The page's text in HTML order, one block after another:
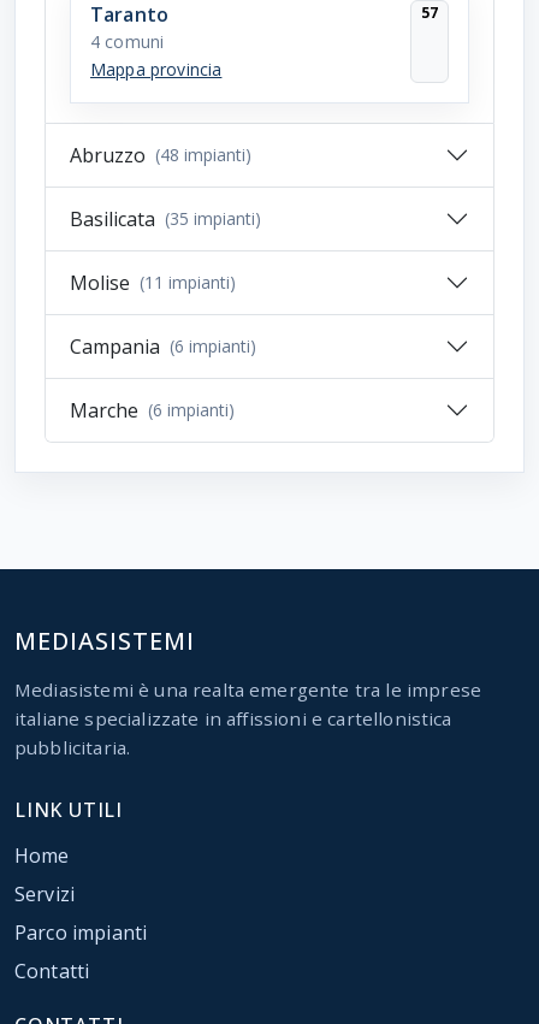
Taranto
4 comuni
Mappa provincia
57
Abruzzo (48 impianti)
Basilicata (35 impianti)
Molise (11 impianti)
Campania (6 impianti)
Marche (6 impianti)
MEDIASISTEMI
Mediasistemi è una realta emergente tra le imprese
italiane specializzate in affissioni e cartellonistica
pubblicitaria.
LINK UTILI
Home
Servizi
Parco impianti
Contatti